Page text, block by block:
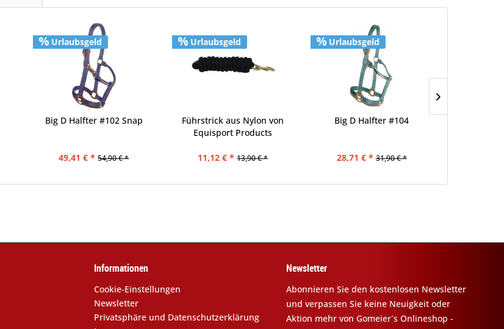
Urlaubsgeld
Big D Halfter #102 Snap
49,41 € * 54,90 € *
Urlaubsgeld
Führstrick aus Nylon von
Equisport Products
11,12 € * 13,90 € *
Urlaubsgeld
Big D Halfter #104
28,71 € * 31,90 € *
Informationen
Cookie-Einstellungen
Newsletter
Privatsphäre und Datenschutzerklärung
Newsletter
Abonnieren Sie den kostenlosen Newsletter
und verpassen Sie keine Neuigkeit oder
Aktion mehr von Gomeier´s Onlineshop -